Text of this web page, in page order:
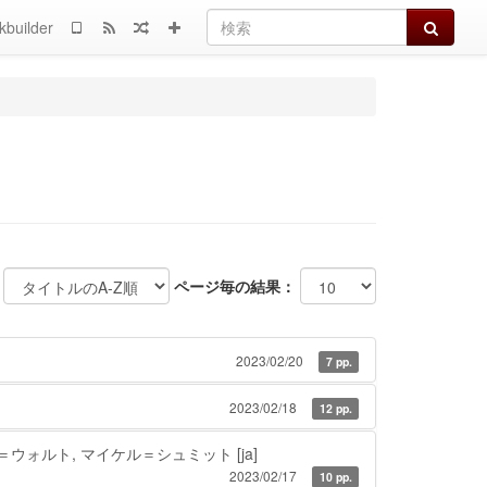
検索
ページ毎の結果：
2023/02/20 7 pp.
2023/02/18 12 pp.
ォルト, マイケル＝シュミット [ja]
2023/02/17 10 pp.